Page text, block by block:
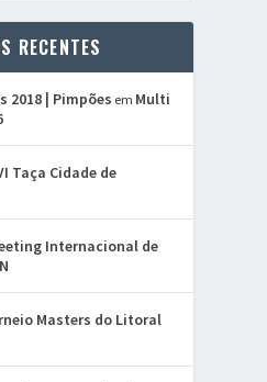
RECENTES
2018 | Pimpões em Multi
Taça Cidade de
Internacional de
Masters do Litoral